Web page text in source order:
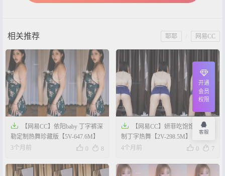
相关推荐 网易CC
耶耶

【网易CC】依阳baby 丁字裤深
勒定制热舞珍藏版【5V-647.6M】
3个月前
 0  8

【网易CC】妍菲吃饱饱 御姐定
制丁字热舞【2V-298.5M】
4个月前
 0  7
开通
会员
权限
客服